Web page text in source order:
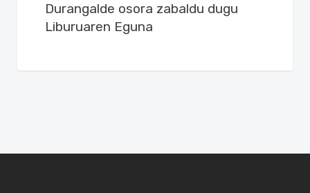
Durangalde osora zabaldu dugu
Liburuaren Eguna